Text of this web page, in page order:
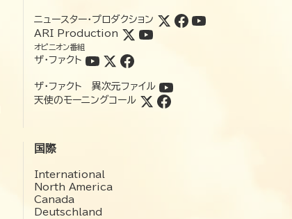
ニュースター・プロダクション
ARI Production
オピニオン番組
ザ・ファクト
ザ・ファクト 異次元ファイル
天使のモーニングコール
国際
International
North America
Canada
Deutschland